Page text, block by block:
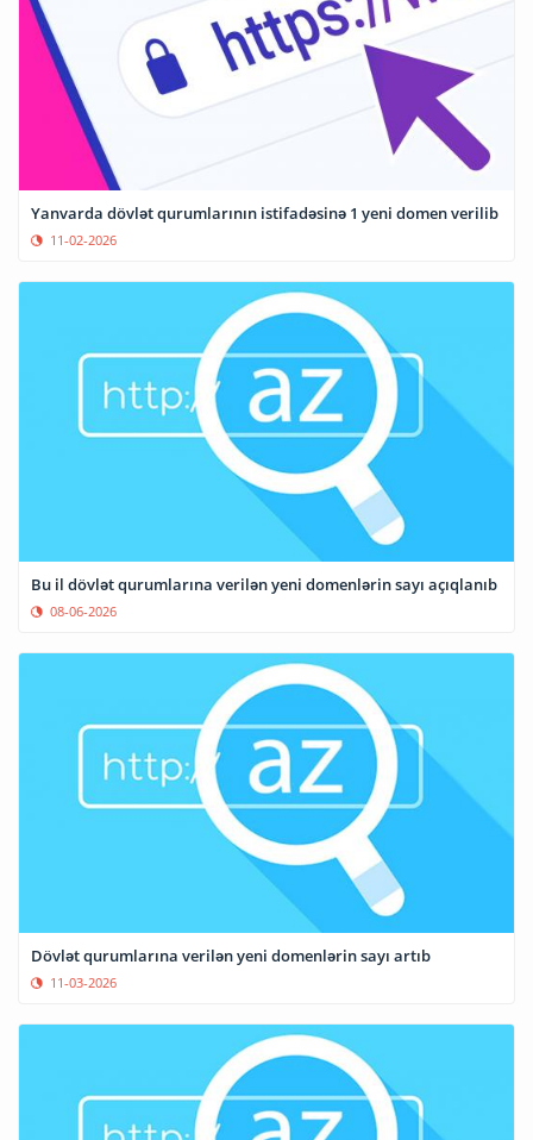
Yanvarda dövlət qurumlarının istifadəsinə 1 yeni domen verilib
11-02-2026
Bu il dövlət qurumlarına verilən yeni domenlərin sayı açıqlanıb
08-06-2026
Dövlət qurumlarına verilən yeni domenlərin sayı artıb
11-03-2026